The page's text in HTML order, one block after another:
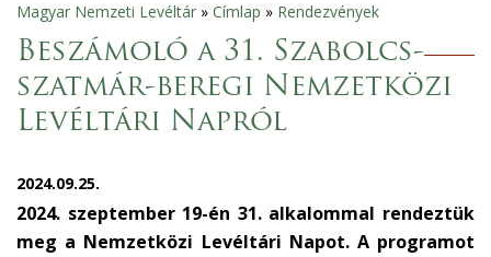
Jelenlegi
hely
Magyar Nemzeti Levéltár » Címlap » Rendezvények
Beszámoló a 31. Szabolcs-
szatmár-beregi Nemzetközi
Levéltári Napról
2024.09.25.
2024. szeptember 19-én 31. alkalommal rendeztük
meg a Nemzetközi Levéltári Napot. A programot